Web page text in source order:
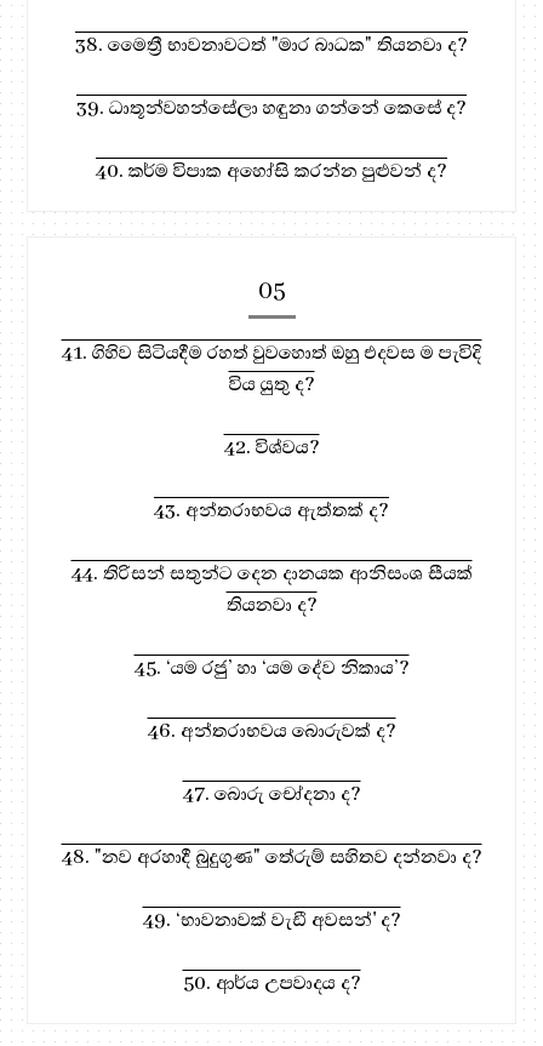
38. මෛත්‍රී භාවනාවටත් "මාර බාධක" තියනවා ද?
39. ධාතූන්වහන්සේලා හඳුනා ගන්නේ කෙසේ ද?
40. කර්ම විපාක අහෝසි කරන්න පුළුවන් ද?
05
41. ගිහිව සිටියදීම රහත් වුවහොත් ඔහු එදවස ම පැවිදි
විය යුතු ද?
42. විශ්වය?
43. අන්තරාභවය ඇත්තක් ද?
44. තිරිසන් සතුන්ට දෙන දානයක ආනිසංශ සීයක්
තියනවා ද?
45. ‘යම රජු’ හා ‘යම දේව නිකාය’?
46. අන්තරාභවය බොරුවක් ද?
47. බොරු චෝදනා ද?
48. "නව අරහාදී බුදුගුණ" තේරුම් සහිතව දන්නවා ද?
49. ‘භාවනාවක් වැඩී අවසන්' ද?
50. ආර්ය උපවාදය ද?